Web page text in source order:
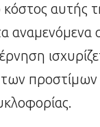
αυτής
αναμενόμενα
προστίμων